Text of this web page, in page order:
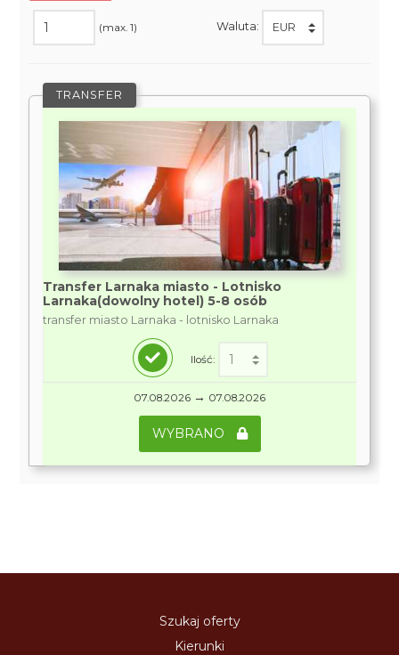
(max. 1) Waluta:
TRANSFER
Transfer Larnaka miasto - Lotnisko
Larnaka(dowolny hotel) 5-8 osób
transfer miasto Larnaka - lotnisko Larnaka
Ilość:
07.08.2026 → 07.08.2026
WYBRANO
Szukaj oferty
Kierunki